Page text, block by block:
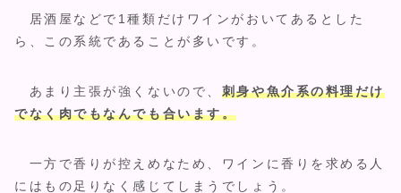
居酒屋などで1種類だけワインがおいてあるとした
ら、この系統であることが多いです。
あまり主張が強くないので、 刺身や魚介系の料理だけ
でなく肉でもなんでも合います。
一方で香りが控えめなため、ワインに香りを求める人
にはもの足りなく感じてしまうでしょう。